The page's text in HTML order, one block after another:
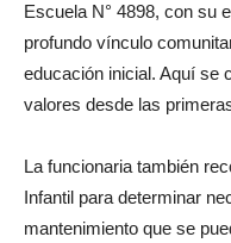
Escuela N° 4898, con su
profundo vínculo
educación inicial. Aquí se
valores desde las
La funcionaria también
Infantil para determinar
mantenimiento que se